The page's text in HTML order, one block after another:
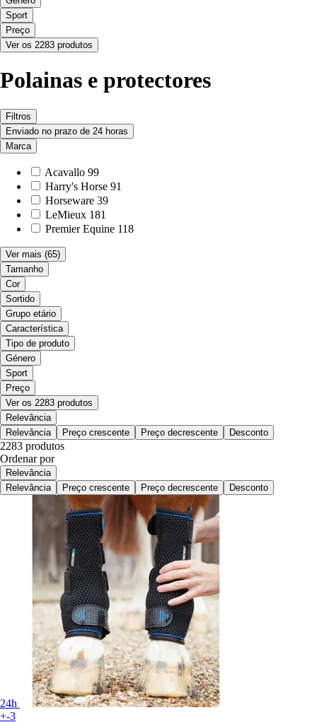
Sport
Preço
Ver os 2283 produtos
Polainas e protectores
Filtros
Enviado no prazo de 24 horas
Marca
Acavallo 99
Harry's Horse 91
Horseware 39
LeMieux 181
Premier Equine 118
Ver mais (65)
Tamanho
Cor
Sortido
Grupo etário
Característica
Tipo de produto
Género
Sport
Preço
Ver os 2283 produtos
Relevância
Relevância
Preço crescente Preço decrescente Desconto
2283 produtos
Ordenar por
Relevância
Relevância
Preço crescente Preço decrescente Desconto
24h
+-3